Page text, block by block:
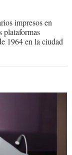
impresos en
plataformas
1964 en la ciudad